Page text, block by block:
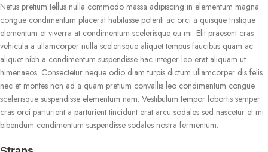
Netus pretium tellus nulla commodo massa adipiscing in elementum magna
congue condimentum placerat habitasse potenti ac orci a quisque tristique
elementum et viverra at condimentum scelerisque eu mi. Elit praesent cras
vehicula a ullamcorper nulla scelerisque aliquet tempus faucibus quam ac
aliquet nibh a condimentum suspendisse hac integer leo erat aliquam ut
himenaeos. Consectetur neque odio diam turpis dictum ullamcorper dis felis
nec et montes non ad a quam pretium convallis leo condimentum congue
scelerisque suspendisse elementum nam. Vestibulum tempor lobortis semper
cras orci parturient a parturient tincidunt erat arcu sodales sed nascetur et mi
bibendum condimentum suspendisse sodales nostra fermentum.